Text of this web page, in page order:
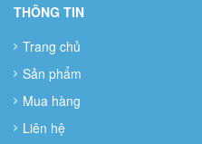
THÔNG TIN
Trang chủ
Sản phẩm
Mua hàng
Liên hệ